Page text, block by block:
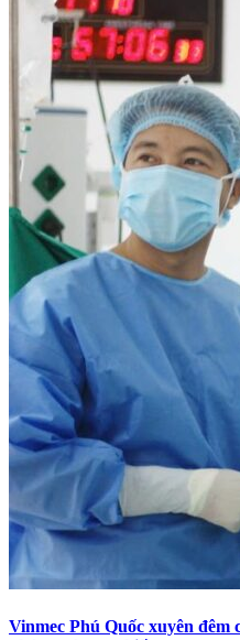
Vinmec Phú Quốc xuyên